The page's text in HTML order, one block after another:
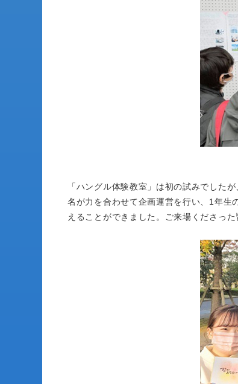
「ハングル体験教室」は初の試みでした
名が力を合わせて企画運営を行い、1年生
えることができました。ご来場くださっ